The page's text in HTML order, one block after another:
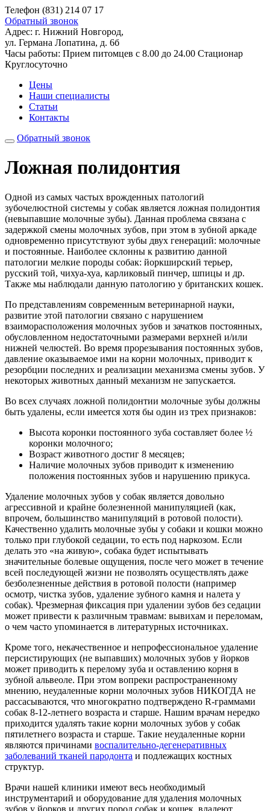
Телефон (831) 214 07 17
Обратный звонок
Адрес: г. Нижний Новгород,
ул. Германа Лопатина, д. 6б
Часы работы: Прием питомцев с 8.00 до 24.00 Стационар
Круглосуточно
Цены
Наши специалисты
Статьи
Контакты
Обратный звонок
Ложная полидонтия
Одной из самых частых врожденных патологий
зубочелюстной системы у собак является ложная полидонтия
(невыпавшие молочные зубы). Данная проблема связана с
задержкой смены молочных зубов, при этом в зубной аркаде
одновременно присутствуют зубы двух генераций: молочные
и постоянные. Наиболее склонны к развитию данной
патологии мелкие породы собак: йоркширский терьер,
русский той, чихуа-хуа, карликовый пинчер, шпицы и др.
Также мы наблюдали данную патологию у британских кошек.
По представлениям современным ветеринарной науки,
развитие этой патологии связано с нарушением
взаиморасположения молочных зубов и зачатков постоянных,
обусловленном недостаточными размерами верхней и/или
нижней челюстей. Во время прорезывания постоянных зубов,
давление оказываемое ими на корни молочных, приводит к
резорбции последних и реализации механизма смены зубов. У
некоторых животных данный механизм не запускается.
Во всех случаях ложной полидонтии молочные зубы должны
быть удалены, если имеется хотя бы один из трех признаков:
Высота коронки постоянного зуба составляет более ½
коронки молочного;
Возраст животного достиг 8 месяцев;
Наличие молочных зубов приводит к изменению
положения постоянных зубов и нарушению прикуса.
Удаление молочных зубов у собак является довольно
агрессивной и крайне болезненной манипуляцией (как,
впрочем, большинство манипуляций в ротовой полости).
Качественно удалить молочные зубы у собаки и кошки можно
только при глубокой седации, то есть под наркозом. Если
делать это «на живую», собака будет испытывать
значительные болевые ощущения, после чего может в течение
всей последующей жизни не позволять осуществлять даже
безболезненные действия в ротовой полости (например
осмотр, чистка зубов, удаление зубного камня и налета у
собак). Чрезмерная фиксация при удалении зубов без седации
может привести к различным травмам: вывихам и переломам,
о чем часто упоминается в литературных источниках.
Кроме того, некачественное и непрофессиональное удаление
персистирующих (не выпавших) молочных зубов у йорков
может приводить к перелому зуба и оставлению корня в
зубной альвеоле. При этом вопреки распространенному
мнению, неудаленные корни молочных зубов НИКОГДА не
рассасываются, что многократно подтверждено R-граммами
собак 8-12-летнего возраста и старше. Нашим врачам нередко
приходится удалять такие корни молочных зубов у собак
пятилетнего возраста и старше. Такие неудаленные корни
являются причинами воспалительно-дегенеративных
заболеваний тканей пародонта и подлежащих костных
структур.
Врачи нашей клиники имеют весь необходимый
инструментарий и оборудование для удаления молочных
зубов у йорков и других пород собак и кошек, владеют